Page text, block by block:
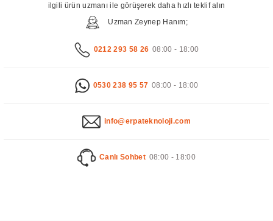
ilgili ürün uzmanı ile görüşerek daha hızlı teklif alın
Uzman Zeynep Hanım;
0212 293 58 26 08:00 - 18:00
0530 238 95 57 08:00 - 18:00
info@erpateknoloji.com
Canlı Sohbet 08:00 - 18:00